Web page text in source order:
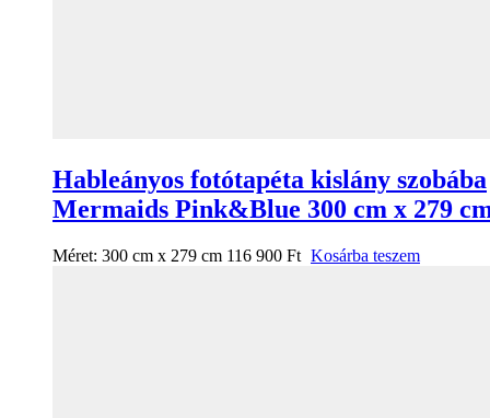
Hableányos fotótapéta kislány szobába
Mermaids Pink&Blue 300 cm x 279
Méret: 300 cm x 279 cm 116 900 Ft Kosárba teszem